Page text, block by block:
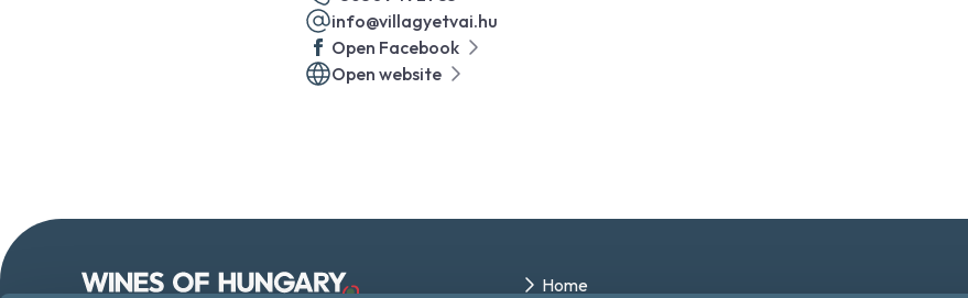
info@villagyetvai.hu
Open Facebook
Open website
Home